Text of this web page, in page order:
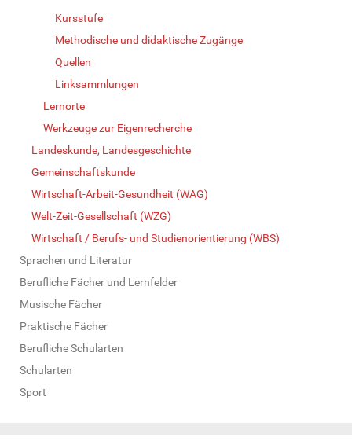
Kursstufe
Methodische und didaktische Zugänge
Quellen
Linksammlungen
Lernorte
Werkzeuge zur Eigenrecherche
Landeskunde, Landesgeschichte
Gemeinschaftskunde
Wirtschaft-Arbeit-Gesundheit (WAG)
Welt-Zeit-Gesellschaft (WZG)
Wirtschaft / Berufs- und Studienorientierung (WBS)
Sprachen und Literatur
Berufliche Fächer und Lernfelder
Musische Fächer
Praktische Fächer
Berufliche Schularten
Schularten
Sport